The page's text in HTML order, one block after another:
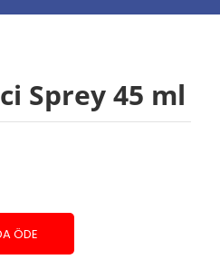
Sprey 45 ml
ÖDE